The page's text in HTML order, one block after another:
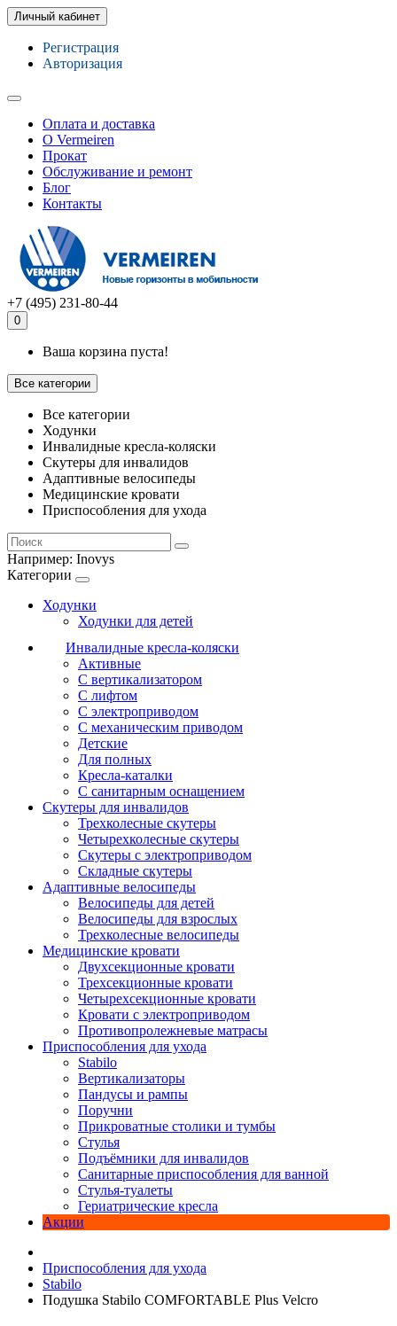
Личный кабинет
Регистрация
Авторизация
Оплата и доставка
О Vermeiren
Прокат
Обслуживание и ремонт
Блог
Контакты
+7 (495) 231-80-44
0
Ваша корзина пуста!
Все категории
Все категории
Ходунки
Инвалидные кресла-коляски
Скутеры для инвалидов
Адаптивные велосипеды
Медицинские кровати
Приспособления для ухода
Например: Inovys
Категории
Ходунки
Ходунки для детей
Инвалидные кресла-коляски
Активные
С вертикализатором
С лифтом
С электроприводом
С механическим приводом
Детские
Для полных
Кресла-каталки
С санитарным оснащением
Скутеры для инвалидов
Трехколесные скутеры
Четырехколесные скутеры
Скутеры с электроприводом
Складные скутеры
Адаптивные велосипеды
Велосипеды для детей
Велосипеды для взрослых
Трехколесные велосипеды
Медицинские кровати
Двухсекционные кровати
Трехсекционные кровати
Четырехсекционные кровати
Кровати с электроприводом
Противопролежневые матрасы
Приспособления для ухода
Stabilo
Вертикализаторы
Пандусы и рампы
Поручни
Прикроватные столики и тумбы
Стулья
Подъёмники для инвалидов
Санитарные приспособления для ванной
Стулья-туалеты
Гериатрические кресла
Акции
Приспособления для ухода
Stabilo
Подушка Stabilo COMFORTABLE Plus Velcro